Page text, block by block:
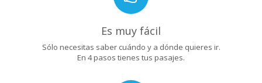
Es muy fácil
Sólo necesitas saber cuándo y a dónde quieres ir.
En 4 pasos tienes tus pasajes.